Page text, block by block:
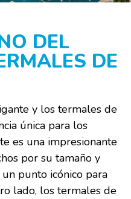
DEL
DE
y los termales de
única para los
es una impresionante
por su tamaño y
punto icónico para
lado, los termales de